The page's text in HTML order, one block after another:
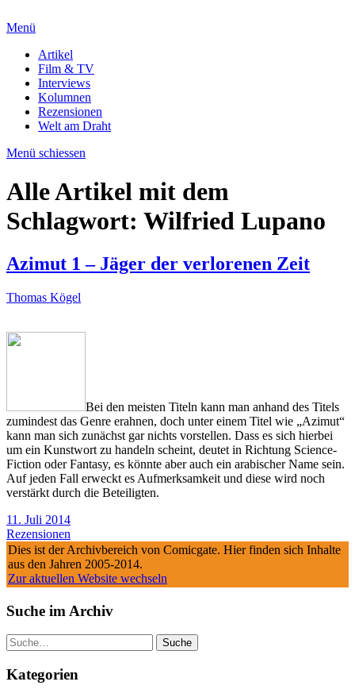
Menü
Artikel
Film & TV
Interviews
Kolumnen
Rezensionen
Welt am Draht
Menü schiessen
Alle Artikel mit dem
Schlagwort: Wilfried Lupano
Azimut 1 – Jäger der verlorenen Zeit
Thomas Kögel
Bei den meisten Titeln kann man anhand des Titels
zumindest das Genre erahnen, doch unter einem Titel wie „Azimut“
kann man sich zunächst gar nichts vorstellen. Dass es sich hierbei
um ein Kunstwort zu handeln scheint, deutet in Richtung Science-
Fiction oder Fantasy, es könnte aber auch ein arabischer Name sein.
Auf jeden Fall erweckt es Aufmerksamkeit und diese wird noch
verstärkt durch die Beteiligten.
11. Juli 2014
Rezensionen
Dies ist der Archivbereich von Comicgate. Hier finden sich Inhalte
aus den Jahren 2005-2014.
Zur aktuellen Website wechseln
Suche im Archiv
Suche
Kategorien